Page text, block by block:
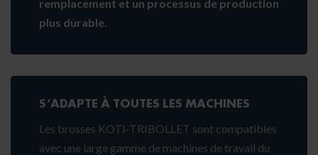
remplacement et un processus de production
plus durable.
S’ADAPTE À TOUTES LES MACHINES
Les brosses KOTI‑TRIBOLLET sont compatibles
avec une large gamme de machines de travail du